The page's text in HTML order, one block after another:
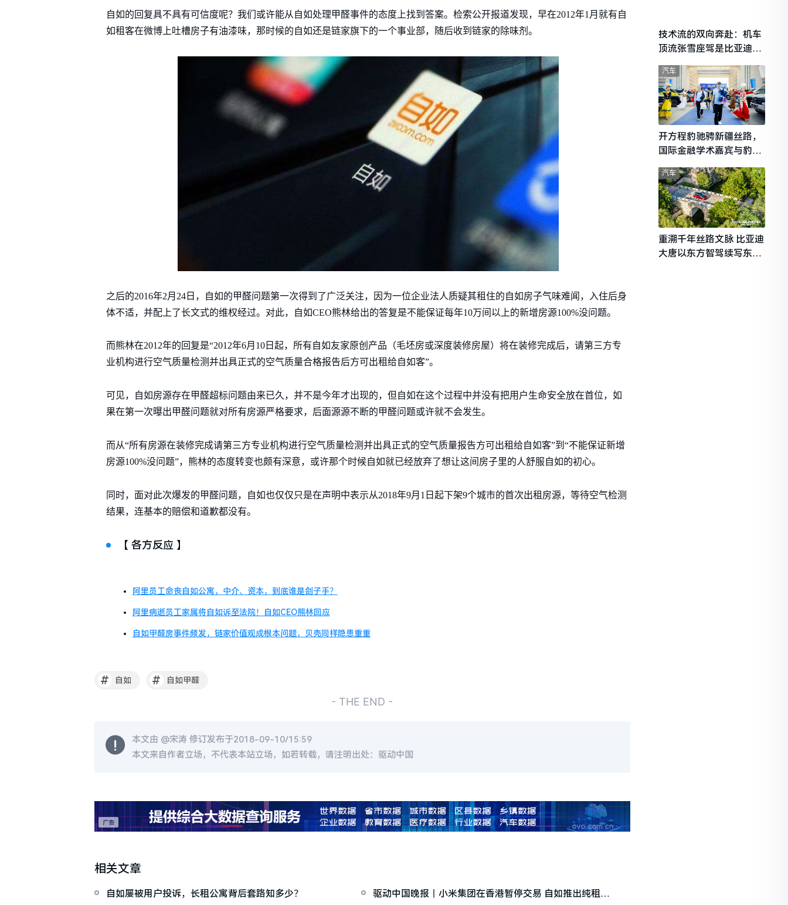
自如的回复具不具有可信度呢？我们或许能从自如处理甲醛事件的态度上找到答案。检索公开报道发现，早在2012年1月就有自
如租客在微博上吐槽房子有油漆味，那时候的自如还是链家旗下的一个事业部，随后收到链家的除味剂。
之后的2016年2月24日，自如的甲醛问题第一次得到了广泛关注，因为一位企业法人质疑其租住的自如房子气味难闻，入住后身
体不适，并配上了长文式的维权经过。对此，自如CEO熊林给出的答复是不能保证每年10万间以上的新增房源100%没问题。
而熊林在2012年的回复是“2012年6月10日起，所有自如友家原创产品（毛坯房或深度装修房屋）将在装修完成后，请第三方专
业机构进行空气质量检测并出具正式的空气质量合格报告后方可出租给自如客”。
可见，自如房源存在甲醛超标问题由来已久，并不是今年才出现的，但自如在这个过程中并没有把用户生命安全放在首位，如
果在第一次曝出甲醛问题就对所有房源严格要求，后面源源不断的甲醛问题或许就不会发生。
而从“所有房源在装修完成请第三方专业机构进行空气质量检测并出具正式的空气质量报告方可出租给自如客”到“不能保证新增
房源100%没问题”，熊林的态度转变也颇有深意，或许那个时候自如就已经放弃了想让这间房子里的人舒服自如的初心。
同时，面对此次爆发的甲醛问题，自如也仅仅只是在声明中表示从2018年9月1日起下架9个城市的首次出租房源，等待空气检测
结果，连基本的赔偿和道歉都没有。
【 各方反应 】
阿里员工命丧自如公寓，中介、资本，到底谁是刽子手？
阿里病逝员工家属将自如诉至法院！自如CEO熊林回应
自如甲醛房事件频发，链家价值观成根本问题，贝壳同样隐患重重
# 自如 # 自如甲醛
- THE END -
本文由 @宋涛 修订发布于2018-09-10/15:59
本文来自作者立场，不代表本站立场，如若转载，请注明出处：驱动中国
相关文章
自如屡被用户投诉，长租公寓背后套路知多少？
驱动中国晚报丨小米集团在香港暂停交易 自如推出纯租住
技术流的双向奔赴：机车
顶流张雪座驾是比亚迪秦
L
开方程豹驰骋新疆丝路，
国际金融学术嘉宾与豹友
共赴山海热爱
汽车
重溯千年丝路文脉 比亚迪
大唐以东方智驾续写东西
汽车